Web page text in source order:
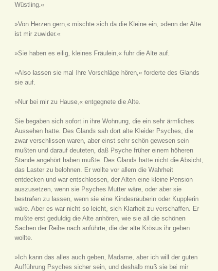
Wüstling.«
»Von Herzen gern,« mischte sich da die Kleine ein, »denn der Alte
ist mir zuwider.«
»Sie haben es eilig, kleines Fräulein,« fuhr die Alte auf.
»Also lassen sie mal Ihre Vorschläge hören,« forderte des Glands
sie auf.
»Nur bei mir zu Hause,« entgegnete die Alte.
Sie begaben sich sofort in ihre Wohnung, die ein sehr ärmliches
Aussehen hatte. Des Glands sah dort alte Kleider Psyches, die
zwar verschlissen waren, aber einst sehr schön gewesen sein
mußten und darauf deuteten, daß Psyche früher einem höheren
Stande angehört haben mußte. Des Glands hatte nicht die Absicht,
das Laster zu belohnen. Er wollte vor allem die Wahrheit
entdecken und war entschlossen, der Alten eine kleine Pension
auszusetzen, wenn sie Psyches Mutter wäre, oder aber sie
bestrafen zu lassen, wenn sie eine Kindesräuberin oder Kupplerin
wäre. Aber es war nicht so leicht, sich Klarheit zu verschaffen. Er
mußte erst geduldig die Alte anhören, wie sie all die schönen
Sachen der Reihe nach anführte, die der alte Krösus ihr geben
wollte.
»Ich kann das alles auch geben, Madame, aber ich will der guten
Aufführung Psyches sicher sein, und deshalb muß sie bei mir